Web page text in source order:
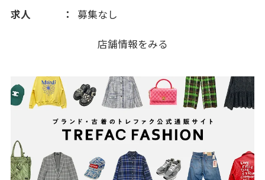
求人
募集なし
店舗情報をみる